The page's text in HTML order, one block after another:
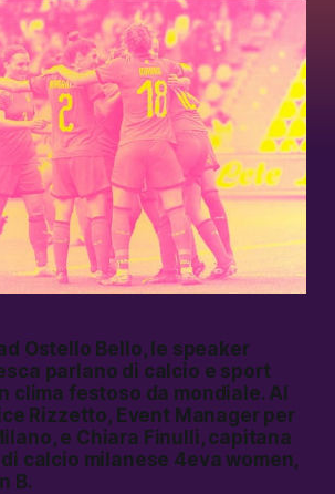
Ostello Bello, le speaker
parlano di calcio e sport
clima festoso da mondiale. Al
Rizzetto, Event Manager per
e Chiara Finulli, capitana
calcio milanese 4eva women,
B.